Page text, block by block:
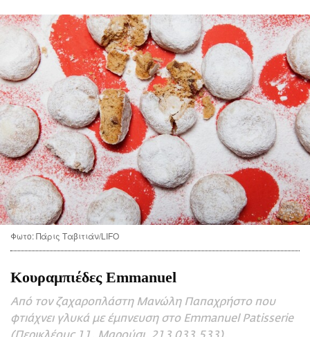
CITY GUIDE
ΑΜΠΑ
PRINT
Κουραμπιέδες Emmanuel
Από τον ζαχαροπλάστη Μανώλη Παπαχρήστο που
φτιάχνει γλυκά με έμπνευση στο Emmanuel Patisserie
Φωτο: Πάρις Ταβιτιάν/LIFO